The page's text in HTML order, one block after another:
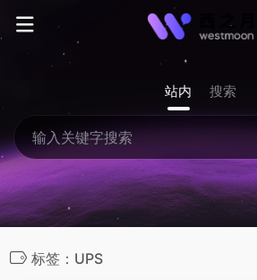
站内 搜索
标签：UPS